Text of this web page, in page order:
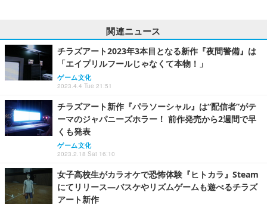
関連ニュース
チラズアート2023年3本目となる新作『夜間警備』は
「エイプリルフールじゃなくて本物！」
ゲーム文化
2023.4.4 Tue 21:51
チラズアート新作『パラソーシャル』は“配信者”がテ
ーマのジャパニーズホラー！ 前作発売から2週間で早
くも発表
ゲーム文化
2023.2.18 Sat 16:10
女子高校生がカラオケで恐怖体験『ヒトカラ』Steam
にてリリース―バスケやリズムゲームも遊べるチラズ
アート新作